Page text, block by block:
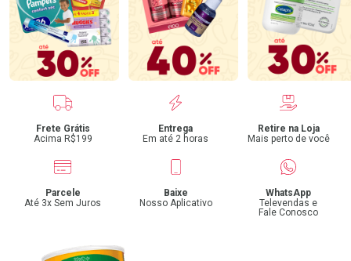
Benefícios
Frete Grátis
Acima R$199
Entrega
Em até 2 horas
Retire na Loja
Mais perto de você
Parcele
Até 3x Sem Juros
Baixe
Nosso Aplicativo
WhatsApp
Televendas e
Fale Conosco